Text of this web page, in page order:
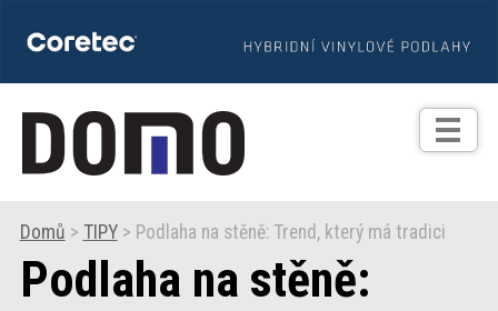
TIPY
Zprávy
Praxe
Domů > TIPY> Podlaha na stěně: Trend, který má tradici
Podlaha na stěně: